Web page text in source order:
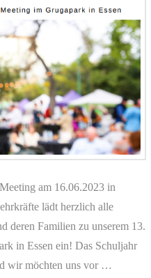
am 16.06.2023 in
lädt herzlich alle
deren Familien zu unserem 13.
in Essen ein! Das Schuljahr
wir möchten uns vor …